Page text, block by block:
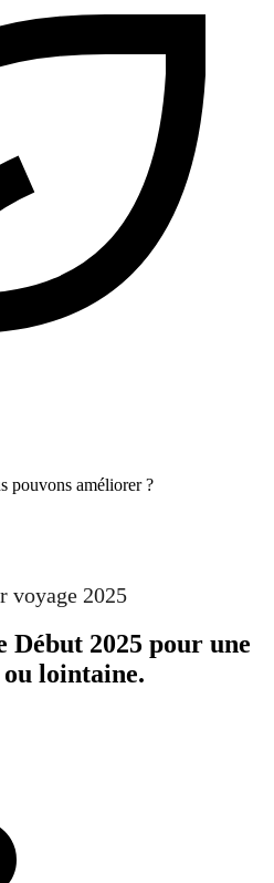
pouvons améliorer ?
voyage 2025
Début 2025 pour une
lointaine.